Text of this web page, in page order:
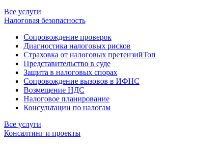
Все услуги
Налоговая безопасность
Сопровождение проверок
Диагностика налоговых рисков
Страховка от налоговых претензийТоп
Представительство в суде
Защита в налоговых спорах
Сопровождение вызовов в ИФНС
Возмещение НДС
Налоговое планирование
Консультации по налогам
Все услуги
Консалтинг и проекты